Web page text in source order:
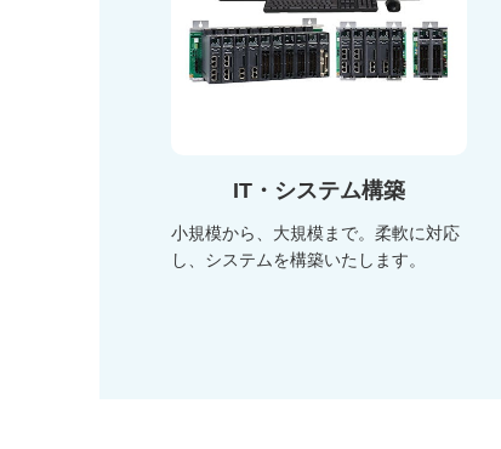
IT・システム構築
小規模から、大規模まで。柔軟に対応
し、システムを構築いたします。